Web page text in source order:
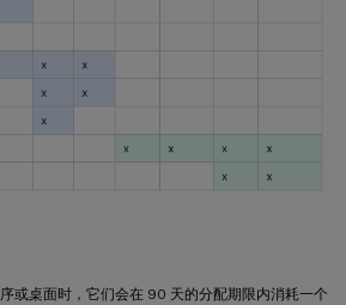
或桌面时，它们会在 90 天的分配期限内消耗一个